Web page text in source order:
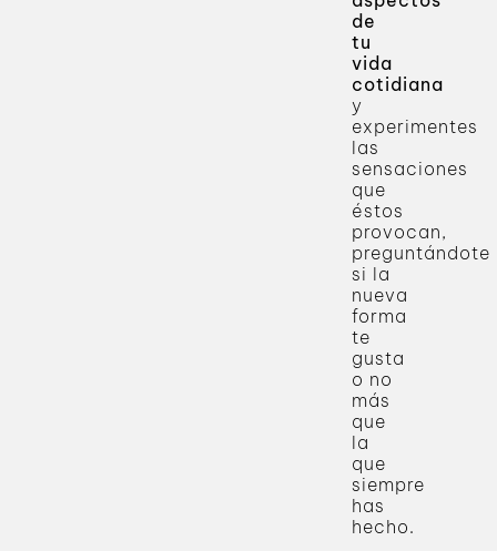
de
tu
vida
cotidiana
y
experimentes
las
sensaciones
que
éstos
provocan,
preguntándote
si la
nueva
forma
te
gusta
o no
más
que
la
que
siempre
has
hecho.